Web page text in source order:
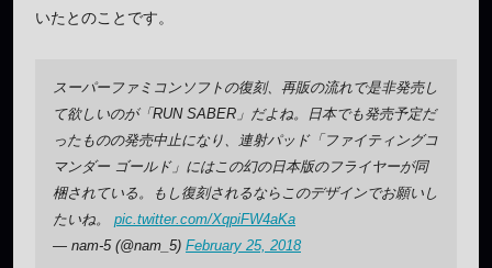
いたとのことです。
スーパーファミコンソフトの復刻、再販の流れで是非発売し
て欲しいのが「RUN SABER」だよね。日本でも発売予定だ
ったものの発売中止になり、連射パッド「ファイティングコ
マンダー ゴールド」にはこの幻の日本版のフライヤーが同
梱されている。もし復刻されるならこのデザインでお願いし
たいね。 pic.twitter.com/XqpiFW4aKa
— nam-5 (@nam_5) February 25, 2018